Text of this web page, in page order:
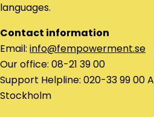
languages.
Contact information
Email: info@fempowerment.se
Our office: 08-21 39 00
Support Helpline: 020-33 99 00
Stockholm